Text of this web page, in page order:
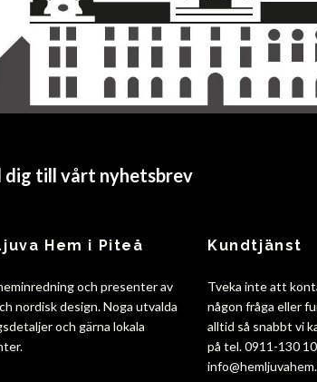
dig till vårt nyhetsbrev
Hem i Piteå
och presenter av
nordisk design. Noga utvalda
och gärna lokala
Kundtjänst
Tveka inte att
någon fråga eller
alltid så snabbt vi
på tel. 0911-130